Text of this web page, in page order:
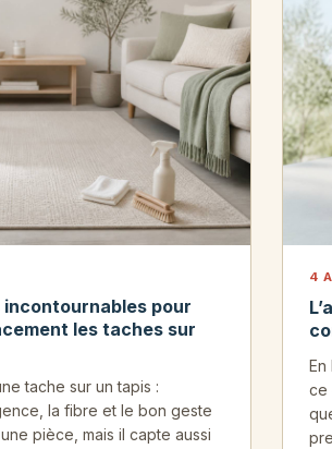
pour
les taches sur
tache sur un tapis :
la fibre et le bon geste
pièce, mais il capte aussi
4
ce